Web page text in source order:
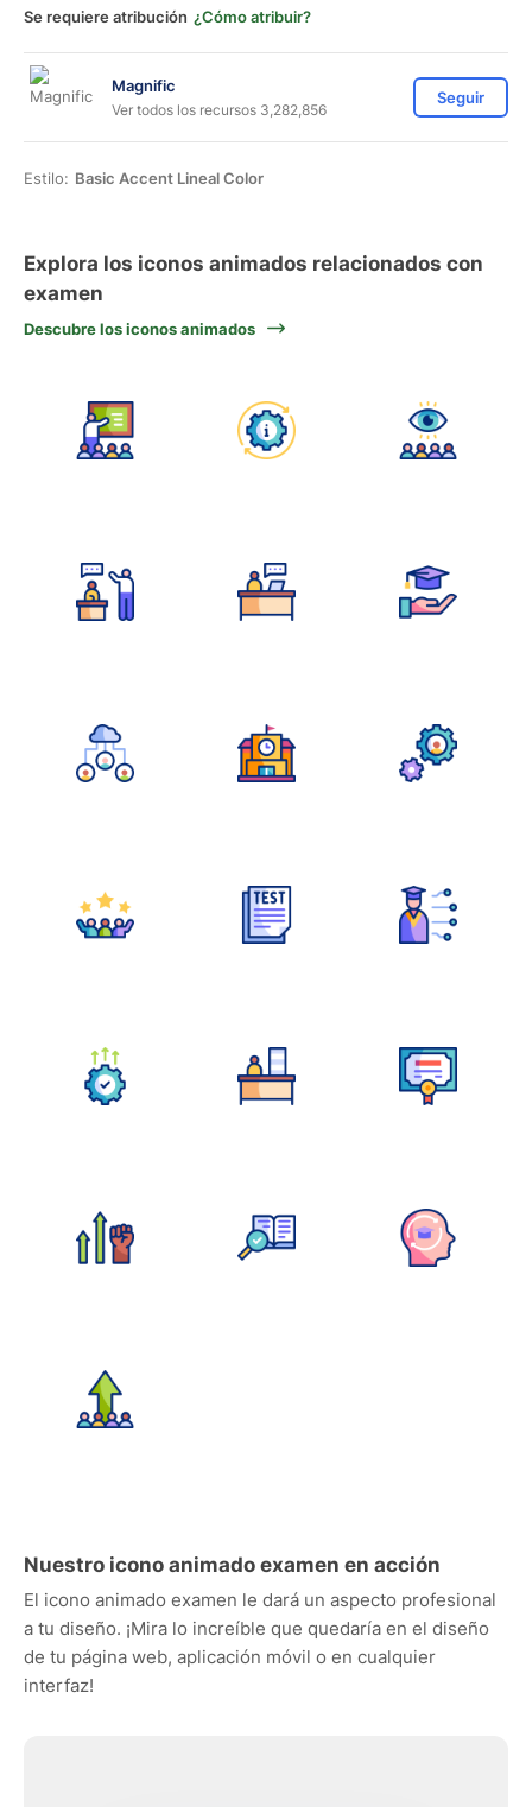
Se requiere atribución ¿Cómo atribuir?
Magnific
Ver todos los recursos 3,282,856
Seguir
Estilo: Basic Accent Lineal Color
Explora los iconos animados relacionados con
examen
Descubre los iconos animados
Nuestro icono animado examen en acción
El icono animado examen le dará un aspecto profesional
a tu diseño. ¡Mira lo increíble que quedaría en el diseño
de tu página web, aplicación móvil o en cualquier
interfaz!